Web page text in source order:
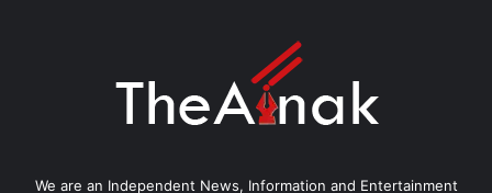
We are an Independent News, Information and Entertainment